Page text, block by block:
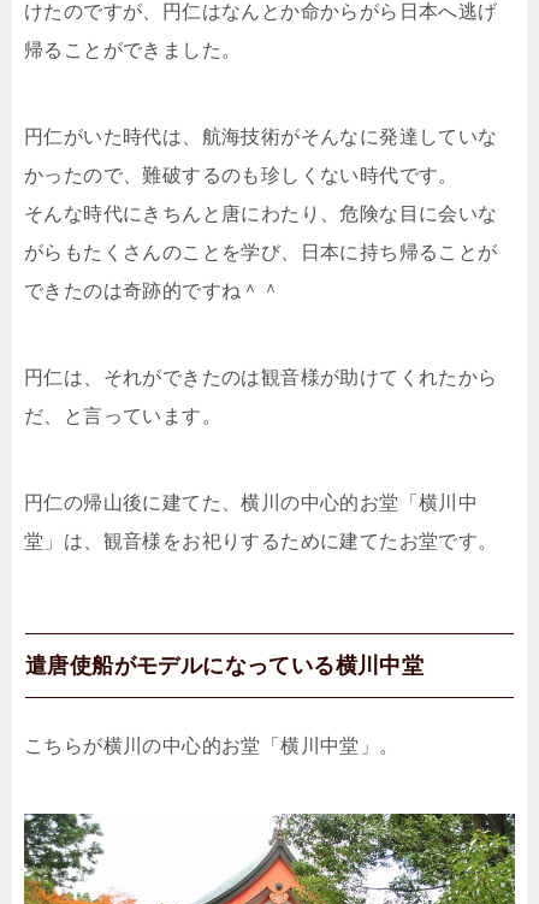
けたのですが、円仁はなんとか命からがら日本へ逃げ
帰ることができました。
円仁がいた時代は、航海技術がそんなに発達していな
かったので、難破するのも珍しくない時代です。
そんな時代にきちんと唐にわたり、危険な目に会いな
がらもたくさんのことを学び、日本に持ち帰ることが
できたのは奇跡的ですね＾＾
円仁は、それができたのは観音様が助けてくれたから
だ、と言っています。
円仁の帰山後に建てた、横川の中心的お堂「横川中
堂」は、観音様をお祀りするために建てたお堂です。
遣唐使船がモデルになっている横川中堂
こちらが横川の中心的お堂「横川中堂」。